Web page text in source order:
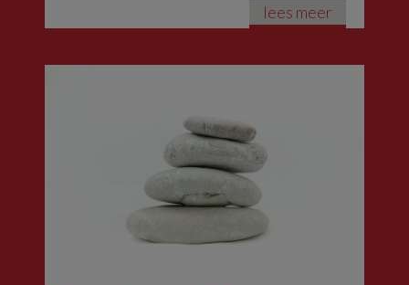
lees meer